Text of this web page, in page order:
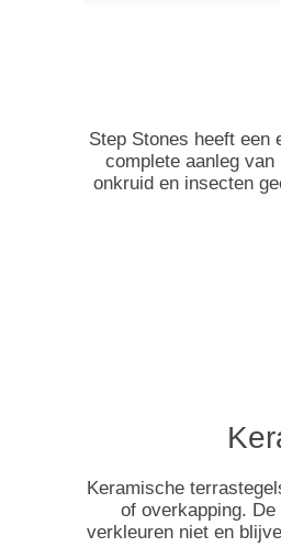
Step Stones heeft een
complete aanleg
onkruid en insecten
Keramische
of overkapping.
verkleuren niet en